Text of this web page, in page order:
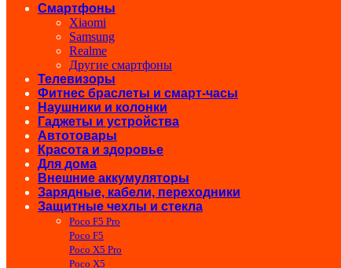
Смартфоны
Xiaomi
Samsung
Realme
Другие смартфоны
Телевизоры
Фитнес браслеты и смарт-часы
Наушники и колонки
Гаджеты и устройства
Автотовары
Красота и здоровье
Для дома
Внешние аккумуляторы
Зарядные, кабели, переходники
Защитные чехлы и стекла
Poco F5 Pro
Poco F5
Poco X5 Pro
Poco X5